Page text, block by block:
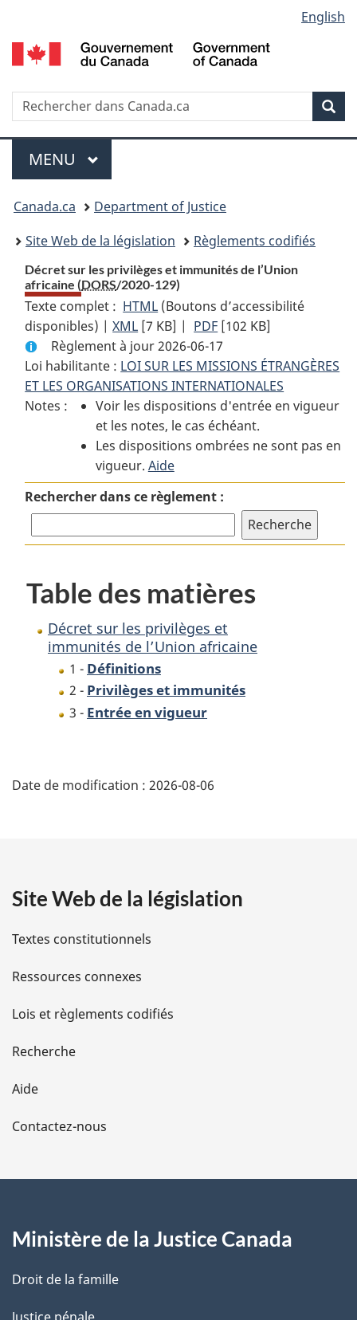
au
contenu
propos
de
la
HTML
simplifiée
selection
English
Recherche
Menu
MENU PRINCIPAL
You
are
here:
Canada.ca
Department of Justice
Site Web de la législation
Règlements codifiés
Décret sur les privilèges et immunités de l’Union
africaine (DORS/2020-129)
Texte complet : HTML Texte
complet
:
Décret
sur
les
privilèges
et
immunités
de
l’Union
(Boutons d’accessibilité
disponibles) |XML Texte
complet
:
Décret
sur
les
privilèges
et
immunités
de
africaine
[7 KB] | PDF Texte
complet
:
Décret
sur
les
privilèges
immunités
de
l’Union
africaine
[102 KB]
Règlement à jour 2026-06-17
Loi habilitante : LOI SUR LES MISSIONS ÉTRANGÈRES
ET LES ORGANISATIONS INTERNATIONALES
Notes :
Voir les dispositions d'entrée en vigueur
et les notes, le cas échéant.
Les dispositions ombrées ne sont pas en
vigueur. Aide
Rechercher dans ce règlement :
Table des matières
Décret sur les privilèges et
immunités de l’Union africaine
1 - Définitions
2 - Privilèges et immunités
3 - Entrée en vigueur
é
i
l
s
d
e
l
a
e
Date de modification : 2026-08-06
Site Web de la législation
Textes constitutionnels
Ressources connexes
Lois et règlements codifiés
Recherche
Aide
Contactez-nous
Ministère de la Justice Canada
Droit de la famille